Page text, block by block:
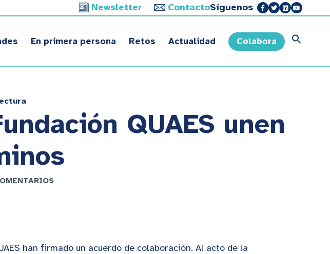
Newsletter ContactoSíguenos
En primera persona Retos Actualidad Colabora
QUAES unen
han firmado un acuerdo de colaboración. Al acto de la